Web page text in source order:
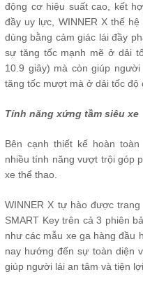
động cơ hiệu suất cao, kết
đầy uy lực, WINNER X thế
dùng bằng cảm giác lái đầy
sự tăng tốc mạnh mẽ ở dải
10.9 giây) mà còn giúp
tăng tốc mượt mà ở dải tốc độ
Tính năng xứng tầm siêu xe
Bên cạnh thiết kế hoàn
nhiều tính năng vượt trội góp
xe thể thao.
WINNER X tự hào được
SMART Key trên cả 3 phiên
như các mẫu xe ga hàng đầu
nay hướng đến sự toàn diện
giúp người lái an tâm và tiện